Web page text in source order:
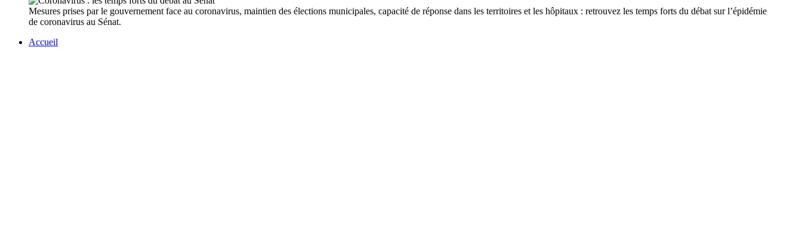
Mesures prises par le gouvernement face au coronavirus, maintien des élections municipales, capacité de réponse dans les territoires et les hôpitaux : retrouvez les temps forts du débat sur l’épidémie
de coronavirus au Sénat.
Accueil